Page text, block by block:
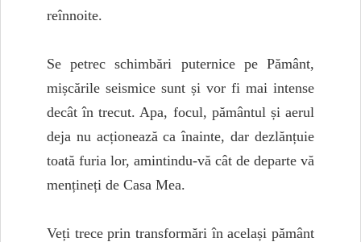
reînnoite.
Se petrec schimbări puternice pe Pământ,
mișcările seismice sunt și vor fi mai intense
decât în trecut. Apa, focul, pământul și aerul
deja nu acționează ca înainte, dar dezlănțuie
toată furia lor, amintindu-vă cât de departe vă
mențineți de Casa Mea.
Veți trece prin transformări în același pământ